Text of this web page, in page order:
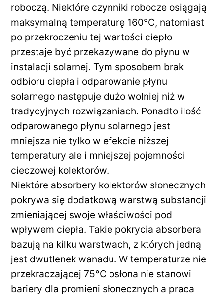
roboczą. Niektóre czynniki robocze osiągają
maksymalną temperaturę 160°C, natomiast
po przekroczeniu tej wartości ciepło
przestaje być przekazywane do płynu w
instalacji solarnej. Tym sposobem brak
odbioru ciepła i odparowanie płynu
solarnego następuje dużo wolniej niż w
tradycyjnych rozwiązaniach. Ponadto ilość
odparowanego płynu solarnego jest
mniejsza nie tylko w efekcie niższej
temperatury ale i mniejszej pojemności
cieczowej kolektorów.
Niektóre absorbery kolektorów słonecznych
pokrywa się dodatkową warstwą substancji
zmieniającej swoje właściwości pod
wpływem ciepła. Takie pokrycia absorbera
bazują na kilku warstwach, z których jedną
jest dwutlenek wanadu. W temperaturze nie
przekraczającej 75°C osłona nie stanowi
bariery dla promieni słonecznych a praca